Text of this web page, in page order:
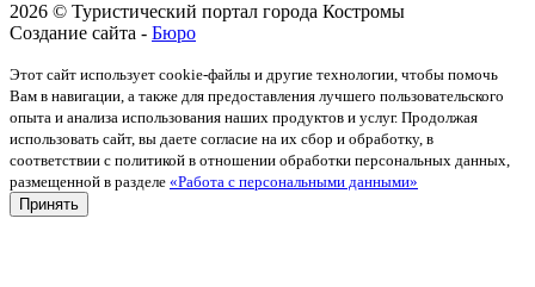
2026 © Туристический портал города Костромы
Создание сайта - Бюро
Этот сайт использует cookie-файлы и другие технологии, чтобы помочь
Вам в навигации, а также для предоставления лучшего пользовательского
опыта и анализа использования наших продуктов и услуг. Продолжая
использовать сайт, вы даете согласие на их сбор и обработку, в
соответствии с политикой в отношении обработки персональных данных,
размещенной в разделе «Работа с персональными данными»
Принять